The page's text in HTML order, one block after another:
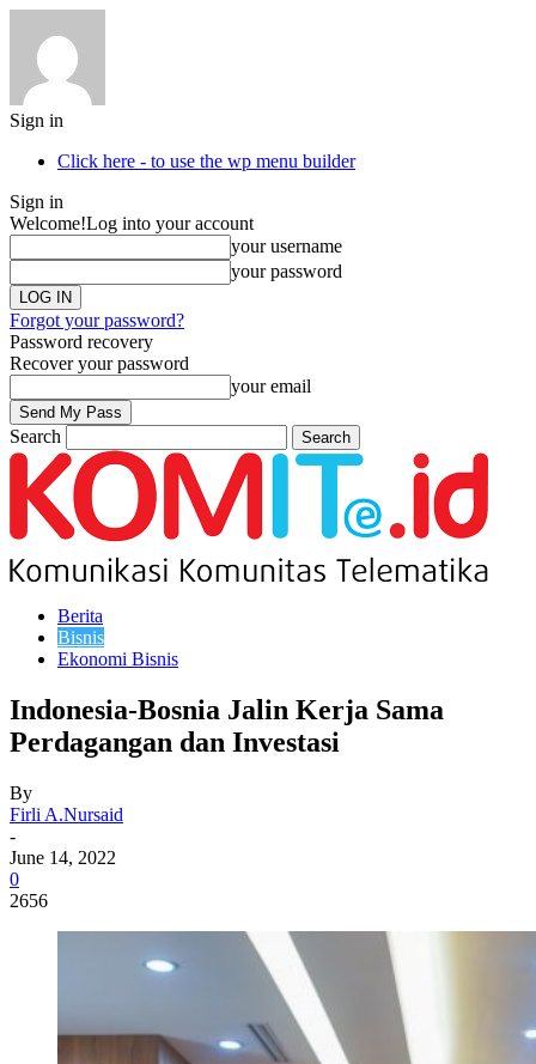
Sign in
Click here - to use the wp menu builder
Sign in
Welcome!Log into your account
your username
your password
Forgot your password?
Password recovery
Recover your password
your email
Search
Berita
Bisnis
Ekonomi Bisnis
Indonesia-Bosnia Jalin Kerja Sama
Perdagangan dan Investasi
By
Firli A.Nursaid
-
June 14, 2022
0
2656